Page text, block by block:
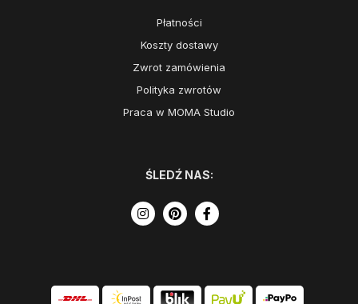
Płatności
Koszty dostawy
Zwrot zamówienia
Polityka zwrotów
Praca w MOMA Studio
ŚLEDŹ NAS: